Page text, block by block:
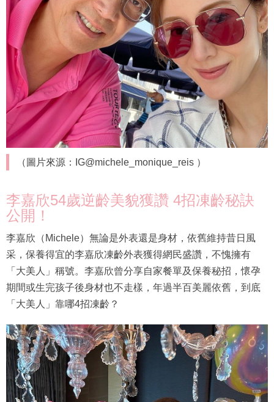
（圖片來源：IG@michele_monique_reis ）
李嘉欣54歲逆齡美貌獲讚 4招凍齡秘訣
公開！
李嘉欣（Michele）無論是外表還是身材，依舊維持昔日風
采，保養得宜的李嘉欣凍齡外表獲得網民盛讚，不愧擁有
「大美人」稱號。李嘉欣曾分享自家餐單及保養秘招，懷孕
期間或生完孩子後身材也不走樣，年過半百美麗依舊，到底
「大美人」靠哪4招凍齡？